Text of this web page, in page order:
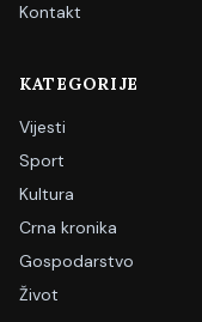
Kontakt
KATEGORIJE
Vijesti
Sport
Kultura
Crna kronika
Gospodarstvo
Život